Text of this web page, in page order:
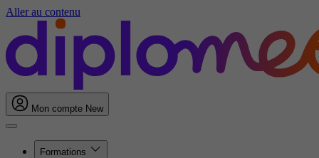
Aller au contenu
Mon compte New
Formations